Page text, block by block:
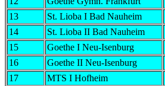
13
St. Lioba I Bad Nauheim
14
St. Lioba II Bad Nauheim
15
Goethe I Neu-Isenburg
16
Goethe II Neu-Isenburg
17
MTS I Hofheim